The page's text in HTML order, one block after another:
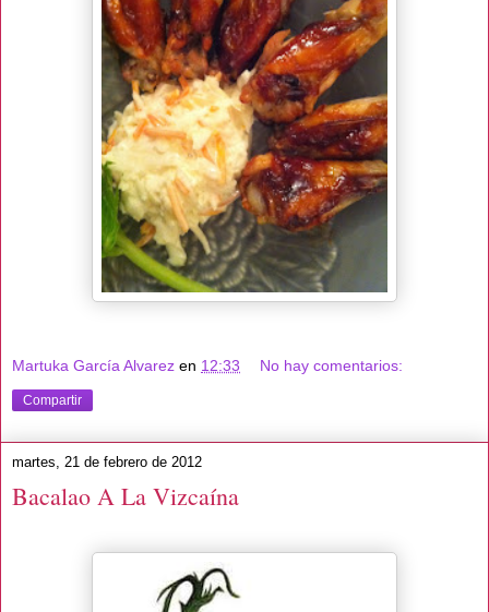
Martuka García Alvarez en 12:33 No hay comentarios:
Compartir
martes, 21 de febrero de 2012
Bacalao A La Vizcaína